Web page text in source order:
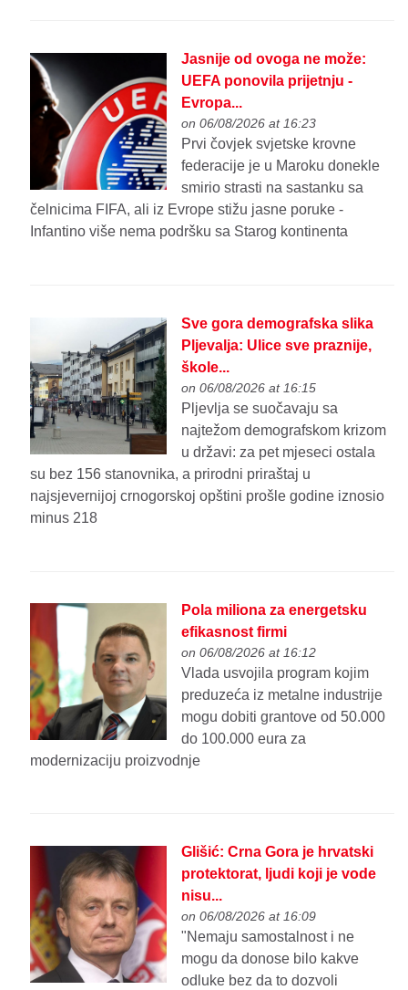
Jasnije od ovoga ne može:
UEFA ponovila prijetnju -
Evropa...
on 06/08/2026 at 16:23
Prvi čovjek svjetske krovne
federacije je u Maroku donekle
smirio strasti na sastanku sa
čelnicima FIFA, ali iz Evrope stižu jasne poruke -
Infantino više nema podršku sa Starog kontinenta
Sve gora demografska slika
Pljevalja: Ulice sve praznije,
škole...
on 06/08/2026 at 16:15
Pljevlja se suočavaju sa
najtežom demografskom krizom
u državi: za pet mjeseci ostala
su bez 156 stanovnika, a prirodni priraštaj u
najsjevernijoj crnogorskoj opštini prošle godine iznosio
minus 218
Pola miliona za energetsku
efikasnost firmi
on 06/08/2026 at 16:12
Vlada usvojila program kojim
preduzeća iz metalne industrije
mogu dobiti grantove od 50.000
do 100.000 eura za
modernizaciju proizvodnje
Glišić: Crna Gora je hrvatski
protektorat, ljudi koji je vodе
nisu...
on 06/08/2026 at 16:09
"Nеmaju samostalnost i nе
mogu da donosе bilo kakvе
odlukе bеz da to dozvoli